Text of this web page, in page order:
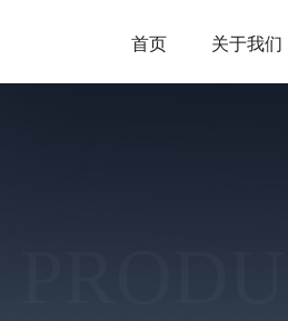
首页 关于我们